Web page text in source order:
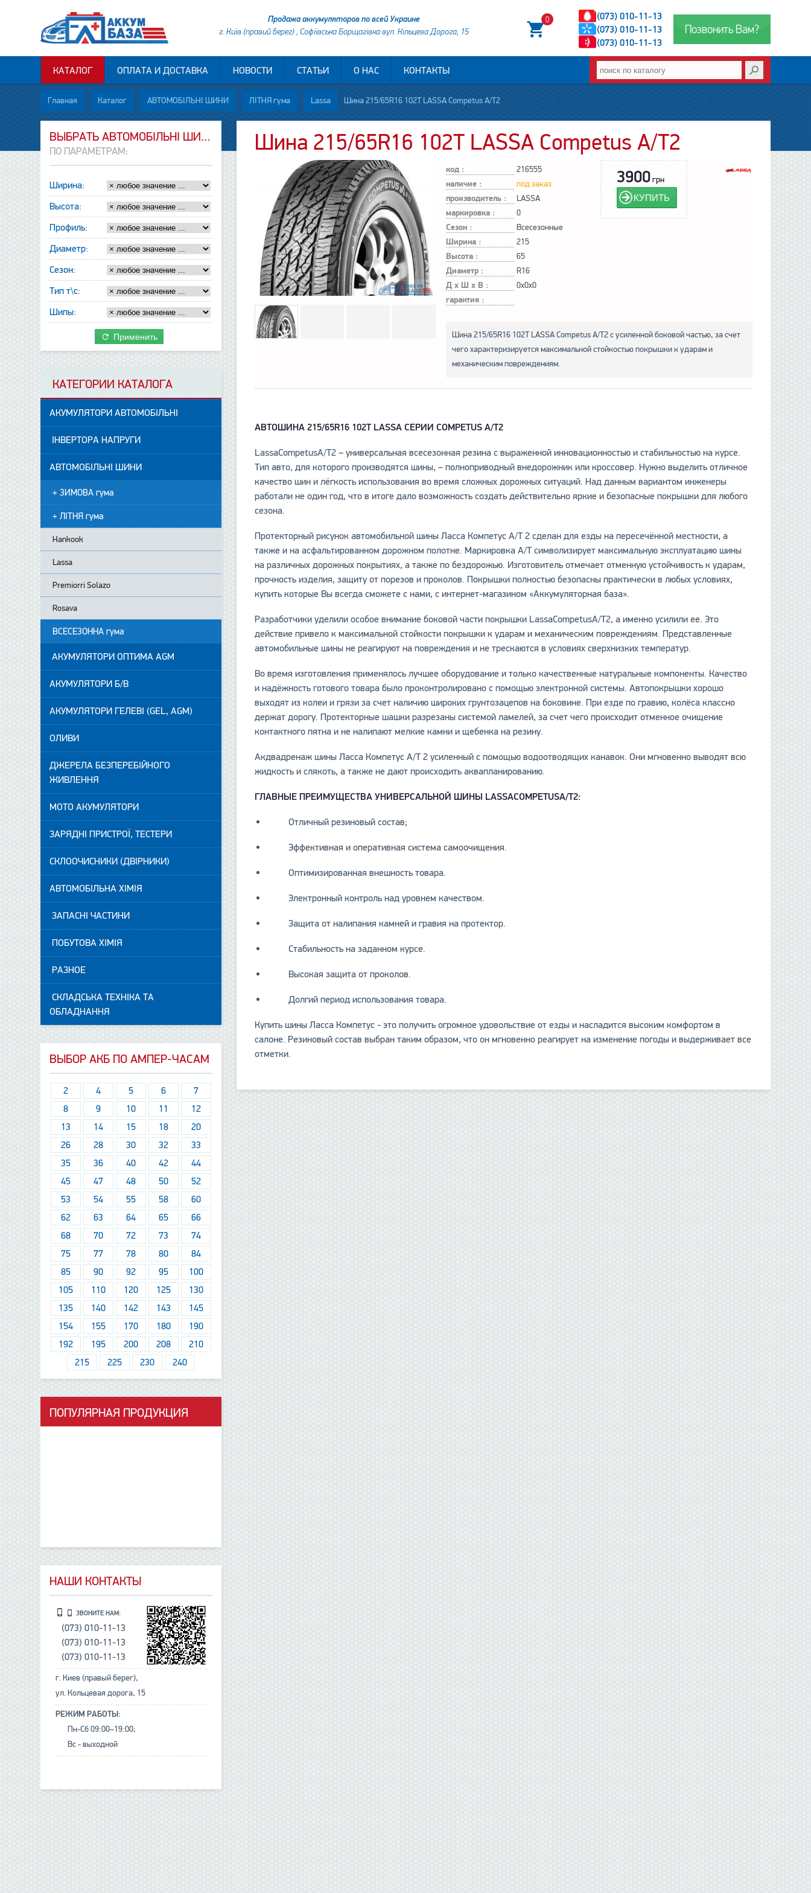
Позвонить Вам?
(073) 010-11-13
(073) 010-11-13
(073) 010-11-13
0
Продажа аккумуляторов по всей Украине
г. Київ (правий берег) , Софіївська Борщагівка вул. Кільцева Дорога, 15
КАТАЛОГ ОПЛАТА И ДОСТАВКА НОВОСТИ СТАТЬИ О НАС КОНТАКТЫ
Главная Каталог АВТОМОБІЛЬНІ ШИНИ ЛІТНЯ гума Lassa Шина 215/65R16 102T LASSA Competus A/T2
Шина 215/65R16 102T LASSA Competus A/T2
код : 216555
наличие : под заказ
производитель : LASSA
маркировка : 0
Сезон : Всесезонные
Ширина : 215
Высота : 65
Диаметр : R16
Д х Ш х В : 0x0x0
гарантия :
3900грн
КУПИТЬ
Шина 215/65R16 102T LASSA Competus A/T2 с усиленной боковой частью, за счет
чего характеризируется максимальной стойкостью покрышки к ударам и
механическим повреждениям.
АВТОШИНА 215/65R16 102T LASSA СЕРИИ COMPETUS A/T2
LassaCompetusA/T2 – универсальная всесезонная резина с выраженной инновационностью и стабильностью на курсе.
Тип авто, для которого производятся шины, – полноприводный внедорожник или кроссовер. Нужно выделить отличное
качество шин и лёгкость использования во время сложных дорожных ситуаций. Над данным вариантом инженеры
работали не один год, что в итоге дало возможность создать действительно яркие и безопасные покрышки для любого
сезона.
Протекторный рисунок автомобильной шины Ласса Компетус А/Т 2 сделан для езды на пересечённой местности, а
также и на асфальтированном дорожном полотне. Маркировка А/Т символизирует максимальную эксплуатацию шины
на различных дорожных покрытиях, а также по бездорожью. Изготовитель отмечает отменную устойчивость к ударам,
прочность изделия, защиту от порезов и проколов. Покрышки полностью безопасны практически в любых условиях,
купить которые Вы всегда сможете с нами, с интернет-магазином «Аккумуляторная база».
Разработчики уделили особое внимание боковой части покрышки LassaCompetusA/T2, а именно усилили ее. Это
действие привело к максимальной стойкости покрышки к ударам и механическим повреждениям. Представленные
автомобильные шины не реагируют на повреждения и не трескаются в условиях сверхнизких температур.
Во время изготовления применялось лучшее оборудование и только качественные натуральные компоненты. Качество
и надёжность готового товара было проконтролировано с помощью электронной системы. Автопокрышки хорошо
выходят из колеи и грязи за счет наличию широких грунтозацепов на боковине. При езде по гравию, колёса классно
держат дорогу. Протекторные шашки разрезаны системой ламелей, за счет чего происходит отменное очищение
контактного пятна и не налипают мелкие камни и щебенка на резину.
Акдвадренаж шины Ласса Компетус А/Т 2 усиленный с помощью водоотводящих канавок. Они мгновенно выводят всю
жидкость и слякоть, а также не дают происходить аквапланированию.
ГЛАВНЫЕ ПРЕИМУЩЕСТВА УНИВЕРСАЛЬНОЙ ШИНЫ LASSACOMPETUSA/T2:
Отличный резиновый состав;
Эффективная и оперативная система самоочищения.
Оптимизированная внешность товара.
Электронный контроль над уровнем качеством.
Защита от налипания камней и гравия на протектор.
Стабильность на заданном курсе.
Высокая защита от проколов.
Долгий период использования товара.
Купить шины Ласса Компетус - это получить огромное удовольствие от езды и насладится высоким комфортом в
салоне. Резиновый состав выбран таким образом, что он мгновенно реагирует на изменение погоды и выдерживает все
отметки.
ВЫБРАТЬ АВТОМОБІЛЬНІ ШИНИ
ПО ПАРАМЕТРАМ:
Ширина:
Высота:
Профиль:
Диаметр:
Сезон:
Тип т\с:
Шипы:
Применить
КАТЕГОРИИ КАТАЛОГА
АКУМУЛЯТОРИ АВТОМОБІЛЬНІ
ІНВЕРТОРА НАПРУГИ
АВТОМОБІЛЬНІ ШИНИ
+ ЗИМОВА гума
+ ЛІТНЯ гума
Hankook
Lassa
Premiorri Solazo
Rosava
ВСЕСЕЗОННА гума
АКУМУЛЯТОРИ ОПТИМА AGM
АКУМУЛЯТОРИ Б/В
АКУМУЛЯТОРИ ГЕЛЕВІ (GEL, AGM)
ОЛИВИ
ДЖЕРЕЛА БЕЗПЕРЕБІЙНОГО
ЖИВЛЕННЯ
МОТО АКУМУЛЯТОРИ
ЗАРЯДНІ ПРИСТРОЇ, ТЕСТЕРИ
СКЛООЧИСНИКИ (ДВІРНИКИ)
АВТОМОБІЛЬНА ХІМІЯ
ЗАПАСНІ ЧАСТИНИ
ПОБУТОВА ХІМІЯ
РАЗНОЕ
СКЛАДСЬКА ТЕХНІКА ТА
ОБЛАДНАННЯ
ВЫБОР АКБ ПО АМПЕР-ЧАСАМ
2 4 5 6
7
8
9 10 11
12
13
14 15 18
20
26
28 30 32
33
35
36 40 42
44
45
47 48 50
52
53
54 55 58
60
62
63 64 65
66
68
70 72 73
74
75
77 78 80
84
85
90 92 95
100
105
110 120 125
130
135
140 142 143
145
154
155 170 180
190
192
195 200 208
210
215
225 230 240
ПОПУЛЯРНАЯ ПРОДУКЦИЯ
данные отсутствуют
НАШИ КОНТАКТЫ
ЗВОНИТЕ НАМ:
(073) 010-11-13
(073) 010-11-13
(073) 010-11-13
г. Киев (правый берег),
ул. Кольцевая дорога, 15
РЕЖИМ РАБОТЫ:
Пн-Сб 09:00–19:00;
Вс - выходной